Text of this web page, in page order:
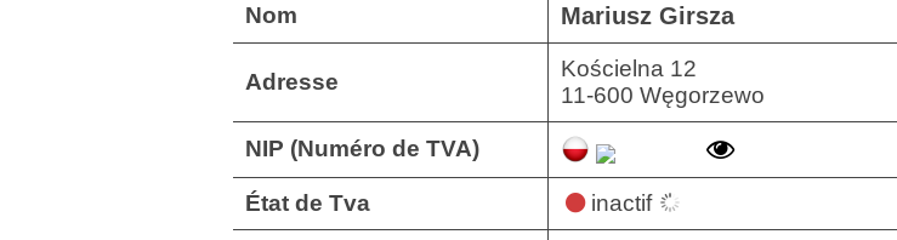
Nom Mariusz Girsza
Adresse
Kościelna 12
11-600 Węgorzewo
NIP (Numéro de TVA)
État de Tva inactif